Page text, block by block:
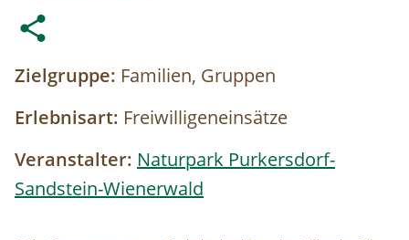
Zielgruppe: Familien, Gruppen
Erlebnisart: Freiwilligeneinsätze
Veranstalter: Naturpark Purkersdorf-
Sandstein-Wienerwald